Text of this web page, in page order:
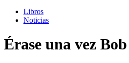
Libros
Noticias
Érase una vez